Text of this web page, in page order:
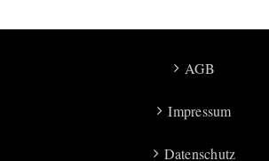
AGB
Impressum
Datenschutz